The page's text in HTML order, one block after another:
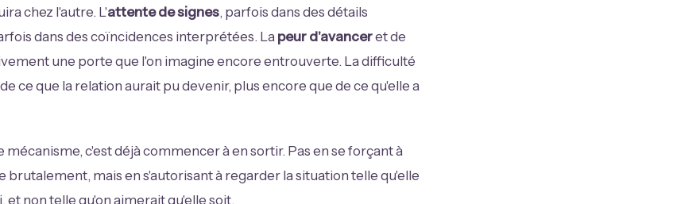
chez l'autre. L'attente de signes, parfois dans des détails
dans des coïncidences interprétées. La peur d'avanceret de
une porte que l'on imagine encore entrouverte. La difficulté
de ce que la relation aurait pu devenir, plus encore que de ce qu'elle a
mécanisme, c'est déjà commencer à en sortir. Pas en se forçant à
brutalement, mais en s'autorisant à regarder la situation telle qu'elle
et non telle qu'on aimerait qu'elle soit.